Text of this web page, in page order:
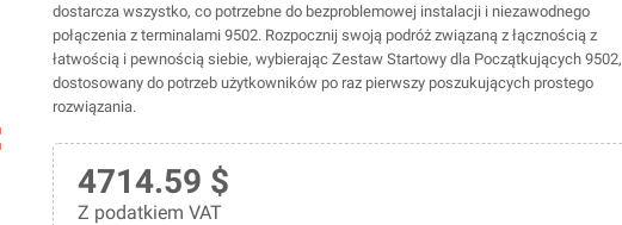
dostarcza wszystko, co potrzebne do bezproblemowej instalacji i niezawodnego
połączenia z terminalami 9502. Rozpocznij swoją podróż związaną z łącznością z
łatwością i pewnością siebie, wybierając Zestaw Startowy dla Początkujących 9502,
dostosowany do potrzeb użytkowników po raz pierwszy poszukujących prostego
rozwiązania.
4714.59 $
Z podatkiem VAT